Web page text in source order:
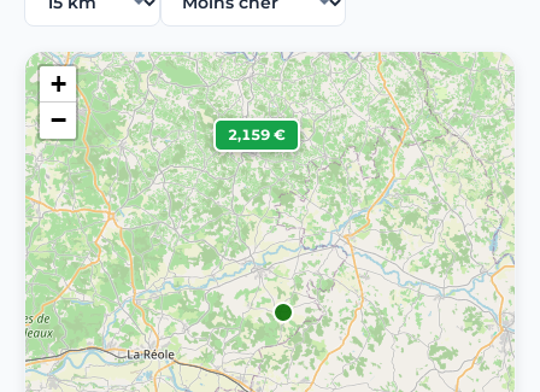
2,159 €
+
−